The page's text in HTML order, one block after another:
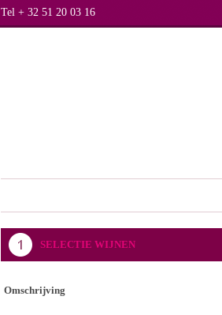
Tel + 32 51 20 03 16
SELECTIE WIJNEN
Omschrijving